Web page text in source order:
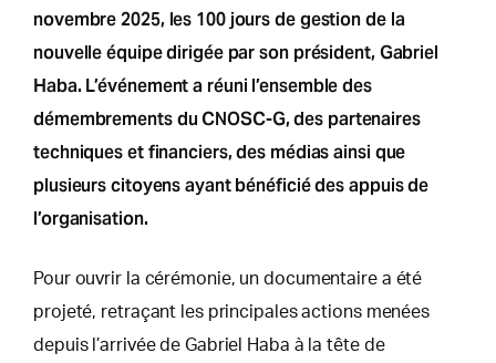
novembre 2025, les 100 jours de gestion de la
nouvelle équipe dirigée par son président, Gabriel
Haba. L’événement a réuni l’ensemble des
démembrements du CNOSC-G, des partenaires
techniques et financiers, des médias ainsi que
plusieurs citoyens ayant bénéficié des appuis de
l’organisation.
Pour ouvrir la cérémonie, un documentaire a été
projeté, retraçant les principales actions menées
depuis l’arrivée de Gabriel Haba à la tête de